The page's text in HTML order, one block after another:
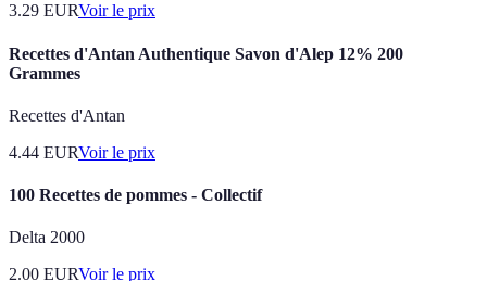
3.29 EURVoir le prix
Recettes d'Antan Authentique Savon d'Alep 12% 200
Grammes
Recettes d'Antan
4.44 EURVoir le prix
100 Recettes de pommes - Collectif
Delta 2000
2.00 EURVoir le prix